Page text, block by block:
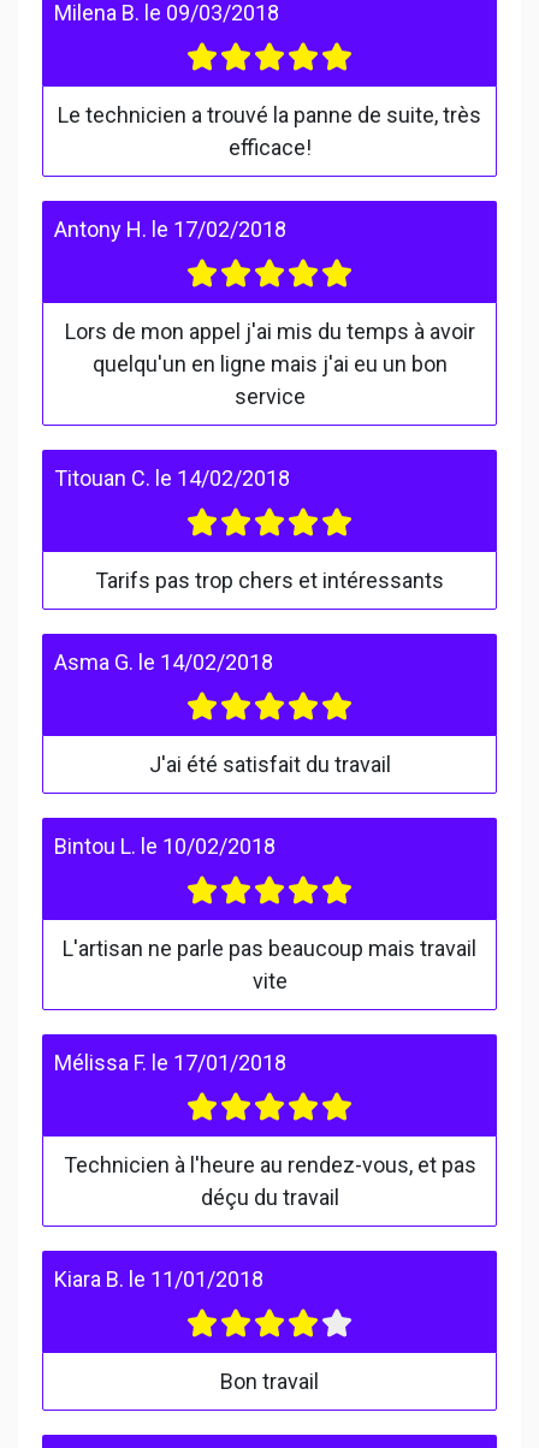
Milena B. le 09/03/2018
Le technicien a trouvé la panne de suite, très
efficace!
Antony H. le 17/02/2018
Lors de mon appel j'ai mis du temps à avoir
quelqu'un en ligne mais j'ai eu un bon
service
Titouan C. le 14/02/2018
Tarifs pas trop chers et intéressants
Asma G. le 14/02/2018
J'ai été satisfait du travail
Bintou L. le 10/02/2018
L'artisan ne parle pas beaucoup mais travail
vite
Mélissa F. le 17/01/2018
Technicien à l'heure au rendez-vous, et pas
déçu du travail
Kiara B. le 11/01/2018
Bon travail